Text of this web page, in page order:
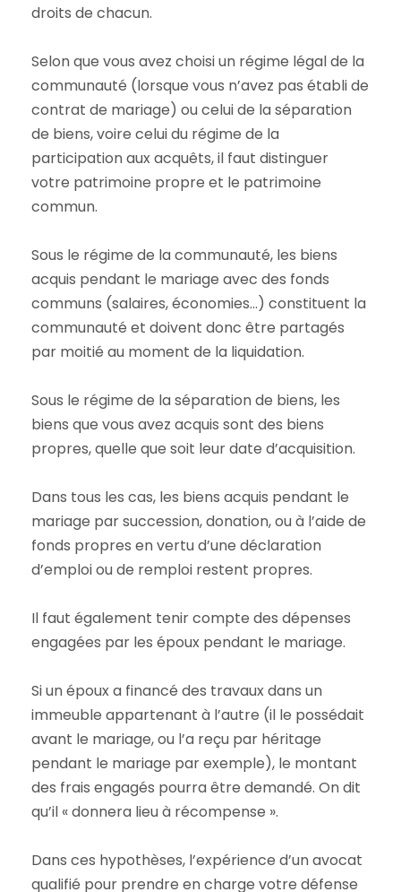
droits de chacun.
Selon que vous avez choisi un régime légal de la
communauté (lorsque vous n’avez pas établi de
contrat de mariage) ou celui de la séparation
de biens, voire celui du régime de la
participation aux acquêts, il faut distinguer
votre patrimoine propre et le patrimoine
commun.
Sous le régime de la communauté, les biens
acquis pendant le mariage avec des fonds
communs (salaires, économies…) constituent la
communauté et doivent donc être partagés
par moitié au moment de la liquidation.
Sous le régime de la séparation de biens, les
biens que vous avez acquis sont des biens
propres, quelle que soit leur date d’acquisition.
Dans tous les cas, les biens acquis pendant le
mariage par succession, donation, ou à l’aide de
fonds propres en vertu d’une déclaration
d’emploi ou de remploi restent propres.
Il faut également tenir compte des dépenses
engagées par les époux pendant le mariage.
Si un époux a financé des travaux dans un
immeuble appartenant à l’autre (il le possédait
avant le mariage, ou l’a reçu par héritage
pendant le mariage par exemple), le montant
des frais engagés pourra être demandé. On dit
qu’il « donnera lieu à récompense ».
Dans ces hypothèses, l’expérience d’un avocat
qualifié pour prendre en charge votre défense